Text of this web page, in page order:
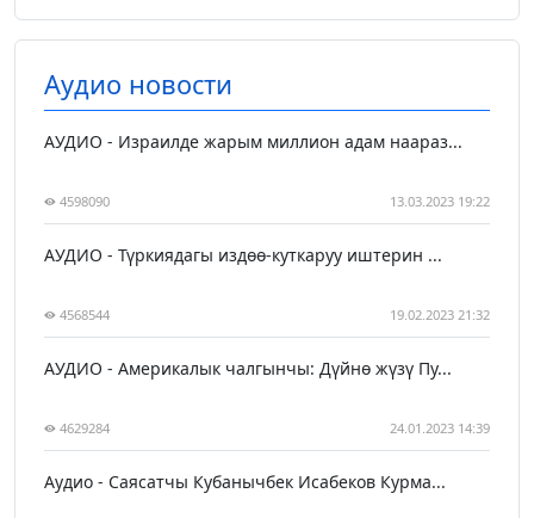
Аудио новости
АУДИО - Израилде жарым миллион адам наараз...
4598090 13.03.2023 19:22
АУДИО - Түркиядагы издөө-куткаруу иштерин ...
4568544 19.02.2023 21:32
АУДИО - Америкалык чалгынчы: Дүйнө жүзү Пу...
4629284 24.01.2023 14:39
Аудио - Саясатчы Кубанычбек Исабеков Курма...